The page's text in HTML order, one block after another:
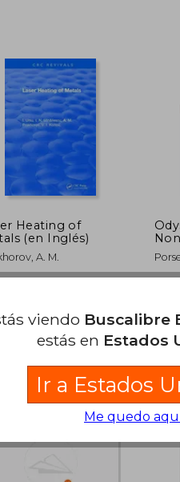
45%
dcto.
Heating of
(en Inglés)
A. M.
viendo Buscalibre
estás en Estados
Ir a Estados
Me quedo